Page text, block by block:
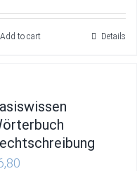
Add to cart Details